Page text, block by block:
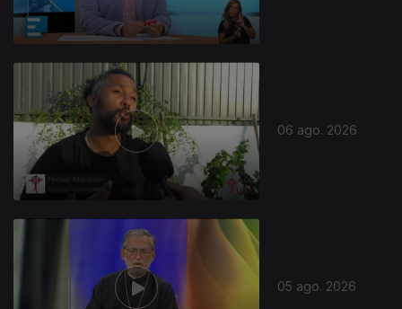
06 ago. 2026
05 ago. 2026